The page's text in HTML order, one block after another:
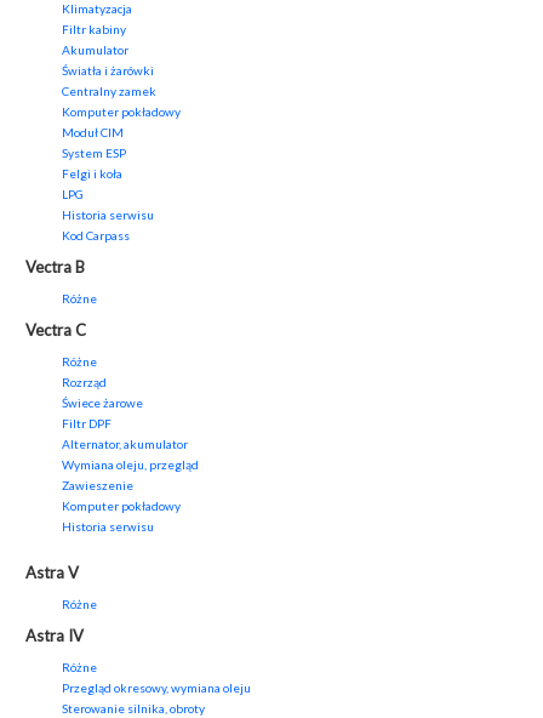
Klimatyzacja
Filtr kabiny
Akumulator
Światła i żarówki
Centralny zamek
Komputer pokładowy
Moduł CIM
System ESP
Felgi i koła
LPG
Historia serwisu
Kod Carpass
Vectra B
Różne
Vectra C
Różne
Rozrząd
Świece żarowe
Filtr DPF
Alternator, akumulator
Wymiana oleju, przegląd
Zawieszenie
Komputer pokładowy
Historia serwisu
Astra V
Różne
Astra IV
Różne
Przegląd okresowy, wymiana oleju
Sterowanie silnika, obroty